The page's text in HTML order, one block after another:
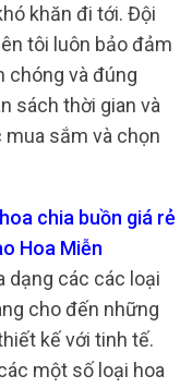
khăn đi tới. Đội
tôi luôn bảo đảm
chóng và đúng
sách thời gian và
sắm và chọn
chia buồn giá rẻ
Hoa Miễn
dạng các các loại
cho đến những
kế với tinh tế.
một số loại hoa